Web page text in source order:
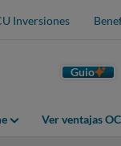
Inversiones
Guio
Ver ventajas